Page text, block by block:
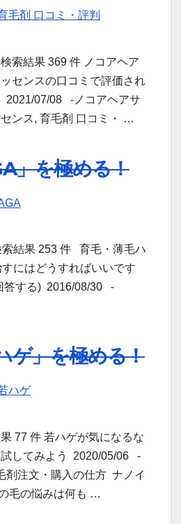
毛剤 口コミ・評判
索結果 369 件 ノコアヘア
センスの口コミで評価され
2021/07/08 -ノコアヘアサ
ンス, 育毛剤 口コミ・ …
」を極める！
結果 253 件 育毛・薄毛ハ
にはどうすればいいです
答する) 2016/08/30 -
ゲ」を極める！
ハゲ
77 件 若ハゲが気になるな
試してみよう 2020/05/06 -
剤注文・購入の仕方 ナノイ
毛の悩みは何も …